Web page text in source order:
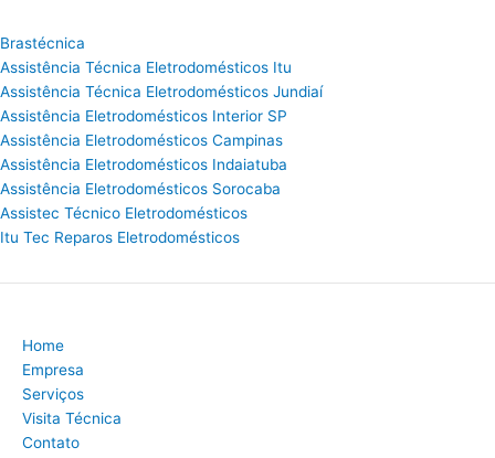
Brastécnica
Assistência Técnica Eletrodomésticos Itu
Assistência Técnica Eletrodomésticos Jundiaí
Assistência Eletrodomésticos Interior SP
Assistência Eletrodomésticos Campinas
Assistência Eletrodomésticos Indaiatuba
Assistência Eletrodomésticos Sorocaba
Assistec Técnico Eletrodomésticos
Itu Tec Reparos Eletrodomésticos
Home
Empresa
Serviços
Visita Técnica
Contato